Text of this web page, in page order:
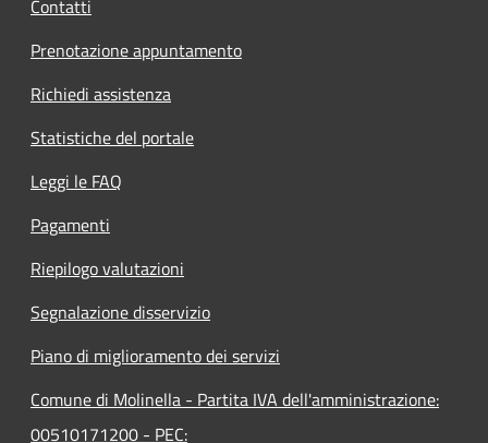
Contatti
Prenotazione appuntamento
Richiedi assistenza
Statistiche del portale
Leggi le FAQ
Pagamenti
Riepilogo valutazioni
Segnalazione disservizio
Piano di miglioramento dei servizi
Comune di Molinella - Partita IVA dell'amministrazione:
00510171200 - PEC: